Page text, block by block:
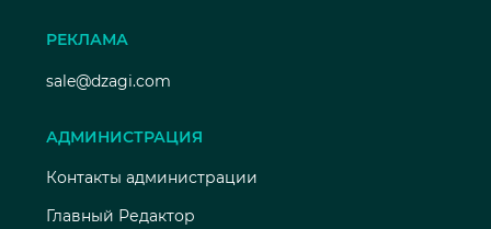
РЕКЛАМА
sale@dzagi.com
АДМИНИСТРАЦИЯ
Контакты администрации
Главный Редактор